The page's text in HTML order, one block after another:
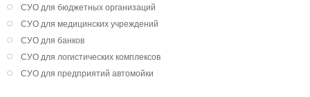
СУО для бюджетных организаций
СУО для медицинских учреждений
СУО для банков
СУО для логистических комплексов
СУО для предприятий автомойки